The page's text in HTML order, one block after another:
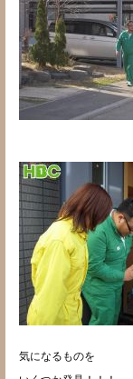
気になるものを